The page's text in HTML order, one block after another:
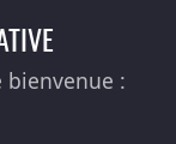
bienvenue :